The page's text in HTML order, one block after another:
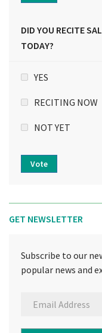
DID YOU RECITE
TODAY?
YES
RECITING NOW
NOT YET
Vote
GET NEWSLETTER
Subscribe to our
popular news and